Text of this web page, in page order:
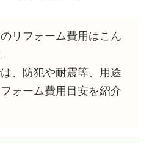
リフォーム費用はこん
、防犯や耐震等、用途
ォーム費用目安を紹介